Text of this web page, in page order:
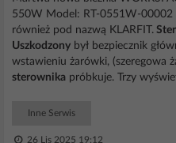
550W Model: RT-0551W-00002
również pod nazwą KLARFIT.
Uszkodzony był bezpiecznik
wstawieniu żarówki, (szeregowa
sterownika próbkuje. Trzy
Inne Serwis
26 Lis 2025 19:12